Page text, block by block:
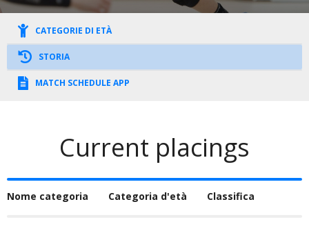
CATEGORIE DI ETÀ
STORIA
MATCH SCHEDULE APP
Current placings
Nome categoria Categoria d'età Classifica